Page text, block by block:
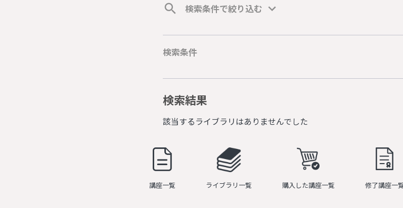
検索条件で絞り込む
検索条件
検索結果
該当するライブラリはありませんでした
講座一覧 ライブラリ一覧 購入した講座一覧 修了講座一